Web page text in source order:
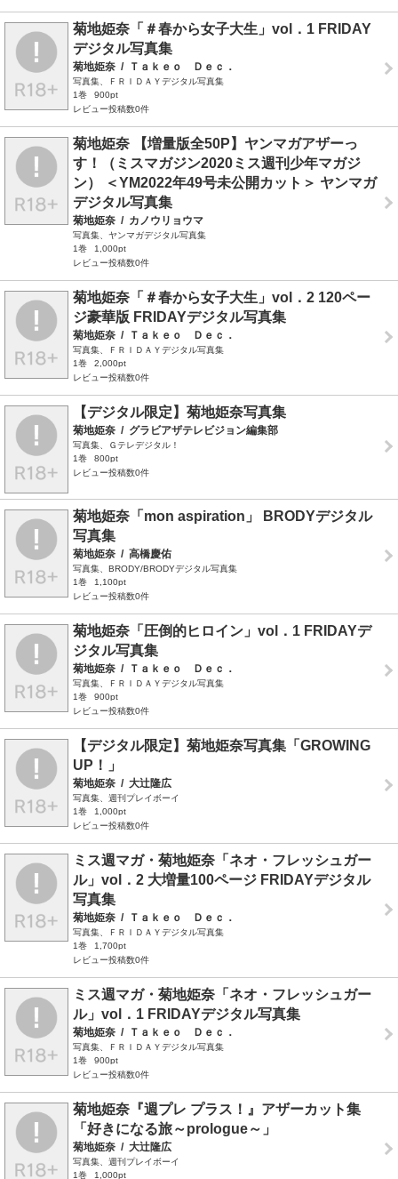
菊地姫奈「＃春から女子大生」vol．1 FRIDAY
デジタル写真集
菊地姫奈 / Ｔａｋｅｏ Ｄｅｃ．
写真集、ＦＲＩＤＡＹデジタル写真集
1巻
900pt
レビュー投稿数0件
菊地姫奈 【増量版全50P】ヤンマガアザーっ
す！（ミスマガジン2020ミス週刊少年マガジ
ン） ＜YM2022年49号未公開カット＞ ヤンマガ
デジタル写真集
菊地姫奈 / カノウリョウマ
写真集、ヤンマガデジタル写真集
1巻
1,000pt
レビュー投稿数0件
菊地姫奈「＃春から女子大生」vol．2 120ペー
ジ豪華版 FRIDAYデジタル写真集
菊地姫奈 / Ｔａｋｅｏ Ｄｅｃ．
写真集、ＦＲＩＤＡＹデジタル写真集
1巻
2,000pt
レビュー投稿数0件
【デジタル限定】菊地姫奈写真集
菊地姫奈 / グラビアザテレビジョン編集部
写真集、Ｇテレデジタル！
1巻
800pt
レビュー投稿数0件
菊地姫奈「mon aspiration」 BRODYデジタル
写真集
菊地姫奈 / 高橋慶佑
写真集、BRODY/BRODYデジタル写真集
1巻
1,100pt
レビュー投稿数0件
菊地姫奈「圧倒的ヒロイン」vol．1 FRIDAYデ
ジタル写真集
菊地姫奈 / Ｔａｋｅｏ Ｄｅｃ．
写真集、ＦＲＩＤＡＹデジタル写真集
1巻
900pt
レビュー投稿数0件
【デジタル限定】菊地姫奈写真集「GROWING
UP！」
菊地姫奈 / 大辻隆広
写真集、週刊プレイボーイ
1巻
1,000pt
レビュー投稿数0件
ミス週マガ・菊地姫奈「ネオ・フレッシュガー
ル」vol．2 大増量100ページ FRIDAYデジタル
写真集
菊地姫奈 / Ｔａｋｅｏ Ｄｅｃ．
写真集、ＦＲＩＤＡＹデジタル写真集
1巻
1,700pt
レビュー投稿数0件
ミス週マガ・菊地姫奈「ネオ・フレッシュガー
ル」vol．1 FRIDAYデジタル写真集
菊地姫奈 / Ｔａｋｅｏ Ｄｅｃ．
写真集、ＦＲＩＤＡＹデジタル写真集
1巻
900pt
レビュー投稿数0件
菊地姫奈『週プレ プラス！』アザーカット集
「好きになる旅～prologue～」
菊地姫奈 / 大辻隆広
写真集、週刊プレイボーイ
1巻
1,000pt